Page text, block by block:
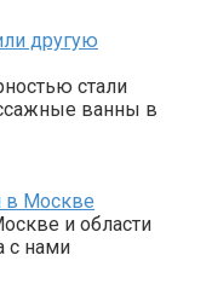
другую
стали
ванны в
в Москве
и области
с нами